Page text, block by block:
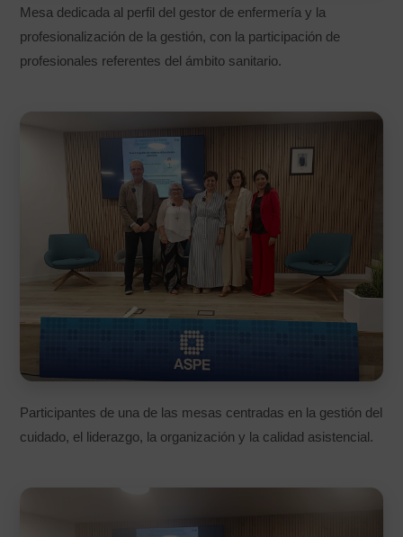
Mesa dedicada al perfil del gestor de enfermería y la
profesionalización de la gestión, con la participación de
profesionales referentes del ámbito sanitario.
Participantes de una de las mesas centradas en la gestión del
cuidado, el liderazgo, la organización y la calidad asistencial.